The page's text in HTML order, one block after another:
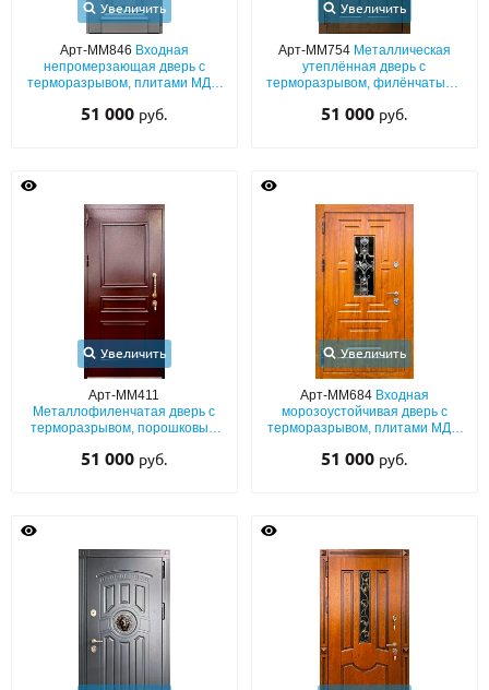
Увеличить
Арт-ММ846 Входная
непромерзающая дверь с
терморазрывом, плитами МДФ
багетным раскладом и кнокером
51 000 руб.
Увеличить
Арт-ММ754 Металлическая
утеплённая дверь с
терморазрывом, филёнчатыми
карнизом
51 000 руб.
Увеличить
Арт-ММ411
Металлофиленчатая дверь с
терморазрывом, порошковым
ручкой-скобой
51 000 руб.
Увеличить
Арт-ММ684 Входная
морозоустойчивая дверь с
терморазрывом, плитами МДФ
стеклопакетом и решёткой
51 000 руб.